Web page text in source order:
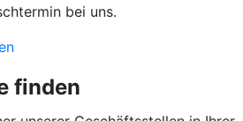
bei uns.
finden